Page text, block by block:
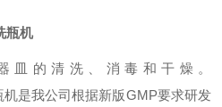
瓶机
皿的清洗、消毒和干燥。
机是我公司根据新版GMP要求研发